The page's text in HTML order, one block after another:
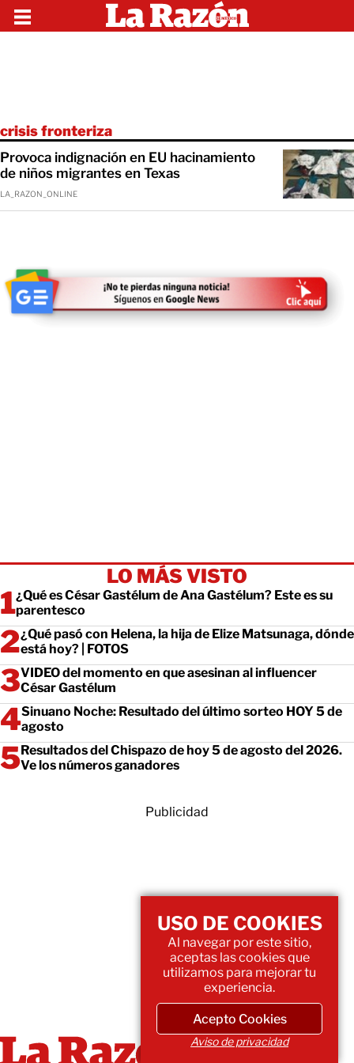
crisis fronteriza
Provoca indignación en EU hacinamiento
de niños migrantes en Texas
LA_RAZON_ONLINE
LO MÁS VISTO
¿Qué es César Gastélum de Ana Gastélum? Este es su
parentesco
¿Qué pasó con Helena, la hija de Elize Matsunaga, dónde
está hoy? | FOTOS
VIDEO del momento en que asesinan al influencer
César Gastélum
Sinuano Noche: Resultado del último sorteo HOY 5 de
agosto
Resultados del Chispazo de hoy 5 de agosto del 2026.
Ve los números ganadores
Publicidad
USO DE COOKIES
Al navegar por este sitio,
aceptas las cookies que
utilizamos para mejorar tu
experiencia.
Acepto Cookies
Aviso de privacidad